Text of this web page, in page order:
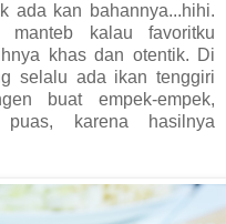
ada kan bahannya...hihi.
manteb kalau favoritku
khas dan otentik. Di
selalu ada ikan tenggiri
buat empek-empek,
karena hasilnya